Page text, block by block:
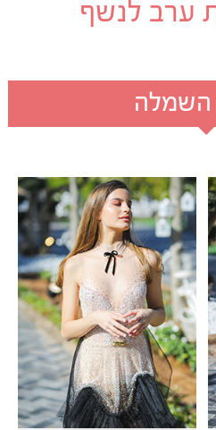
ערב לנשף
השמלה